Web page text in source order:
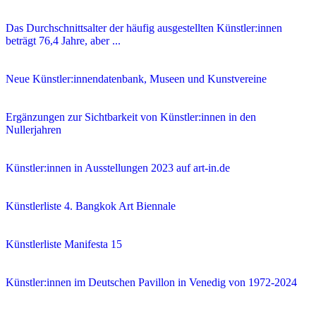
Das Durchschnittsalter der häufig ausgestellten Künstler:innen
beträgt 76,4 Jahre, aber ...
Neue Künstler:innendatenbank, Museen und Kunstvereine
Ergänzungen zur Sichtbarkeit von Künstler:innen in den
Nullerjahren
Künstler:innen in Ausstellungen 2023 auf art-in.de
Künstlerliste 4. Bangkok Art Biennale
Künstlerliste Manifesta 15
Künstler:innen im Deutschen Pavillon in Venedig von 1972-2024